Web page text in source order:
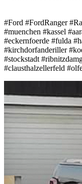
#Ford #FordRanger
#muenchen #kassel
#eckernfoerde #fulda
#kirchdorfanderiller
#stockstadt
#clausthalzellerfeld